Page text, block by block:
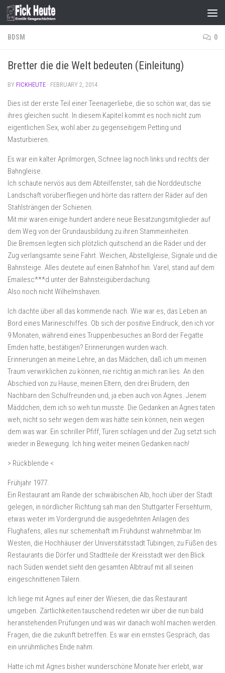
Skip to content
BDSM 0
Bretter die die Welt bedeuten (Einleitung)
BY FICKHEUTE · FEBRUARY 2, 2014
Dies ist der erste Teil einer Teenagerliebe, die so schön war, das sie
ihres gleichen sucht. In diesem Kapitel kommt es noch nicht zum
eigentlichen Sex, wohl aber zu gegenseitigem Petting und
Masturbieren.
Es war ein kalter Aprilmorgen, Schnee lag noch links und rechts der
Bahngleise.
Ich schaute nervös aus dem Abteilfenster, sah die Norddeutsche
Landschaft vorüberfliegen und hörte das rattern der Räder auf den
Stahlsträngen der Schienen.
Mit mir waren einige hundert andere neue Besatzungsmitglieder auf
dem Weg von der Grundausbildung zu ihren Stammeinheiten.
Die Bremsen legten sich plötzlich quitschend an die Räder und der
Zug verlangsamte seine Fahrt. Weichen, Abstellgleise, Signale und die
Bahnsteige. Alles deutete auf einen Bahnhof hin. Varel, stand auf dem
Emailesc***d unter der Bahnsteigüberdachung.
Also noch nicht Wilhelmshaven.
Ich dachte über all das kommende nach. Wie war es, das Leben an
Bord eines Marineschiffes. Ob sich der positive Eindruck, den ich vor
9 Monaten, während eines Truppenbesuches an Bord der Fegatte
Emden hatte, bestätigen? Erinnerungen wurden wach.
Erinnerungen an meine Lehre, an das Mädchen, daß ich um meinen
Traum verwirklichen zu können, nie richtig an mich ran lies. An den
Abschied von zu Hause, meinen Eltern, den drei Brüdern, den
Nachbarn den Schulfreunden und, ja eben auch von Agnes. Jenem
Mäddchen, dem ich so weh tun musste. Die Gedanken an Agnes taten
weh, nicht so sehr wegen dem was hätte sein können, nein wegen
dem was war. Ein schriller Pfiff, Türen schlagen und der Zug setzt sich
wieder in Bewegung. Ich hing weiter meinen Gedanken nach!
> Rückblende <
Frühjahr 1977.
Ein Restaurant am Rande der schwäbischen Alb, hoch über der Stadt
gelegen, in nördlicher Richtung sah man den Stuttgarter Fersehturm,
etwas weiter im Vordergrund die ausgedehnten Anlagen des
Flughafens, alles nur schemenhaft im Frühdunst wahrnehmbar.Im
Westen, die Hochhäuser der Universitätsstadt Tübingen, zu Füßen des
Restaurants die Dörfer und Stadtteile der Kreisstadt wer den Blick
nach Süden wendet sieht den gesamten Albtrauf mit all seinen
eingeschnittenen Tälern.
Ich liege mit Agnes auf einer der Wiesen, die das Restaurant
umgeben. Zärtlichkeiten tauschend redeten wir über die nun bald
heranstehenden Prüfungen und was wir danach wohl machen werden.
Fragen, die die zukunft betreffen. Es war ein ernstes Gespräch, das
ein unrühmliches Ende nahm.
Hatte ich mit Agnes bisher wunderschöne Monate hier erlebt, war